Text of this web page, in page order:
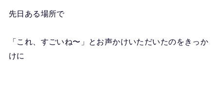
先日ある場所で
「これ、すごいね〜」とお声かけいただいたのをきっか
けに